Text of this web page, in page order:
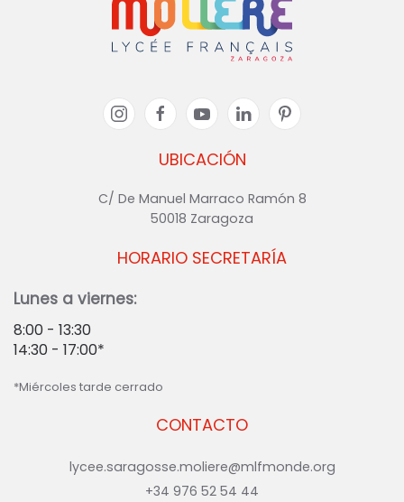
UBICACIÓN
C/ De Manuel Marraco Ramón 8
50018 Zaragoza
CONTACTO
lycee.saragosse.moliere@mlfmonde.org
+34 976 52 54 44
HORARIO SECRETARÍA
Lunes a viernes:
8:00 - 13:30
14:30 - 17:00*
*Miércoles tarde cerrado